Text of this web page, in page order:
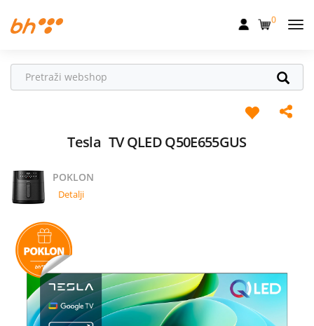
Fiksna
Dom
Uređaji
Pogodnosti
Akcije
Podrška
0
Tesla TV QLED Q50E655GUS
POKLON
Detalji